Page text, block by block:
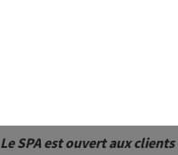
mer ou une journée de
Le SPA est ouvert aux